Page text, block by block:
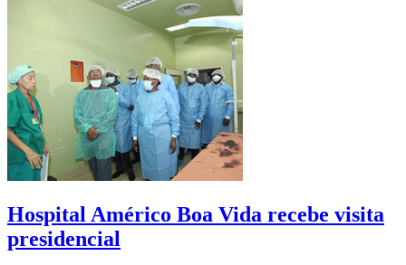
Hospital Américo Boa Vida recebe visita
presidencial